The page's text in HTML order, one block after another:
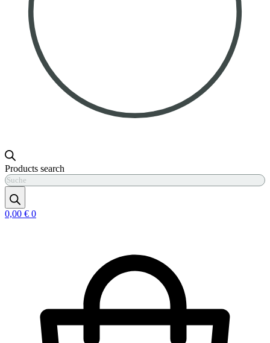
Products search
0,00 € 0